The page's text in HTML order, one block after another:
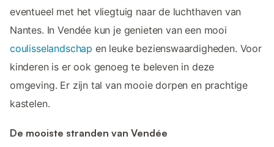
eventueel met het vliegtuig naar de luchthaven van
Nantes. In Vendée kun je genieten van een mooi
coulisselandschap en leuke bezienswaardigheden. Voor
kinderen is er ook genoeg te beleven in deze
omgeving. Er zijn tal van mooie dorpen en prachtige
kastelen.
De mooiste stranden van Vendée